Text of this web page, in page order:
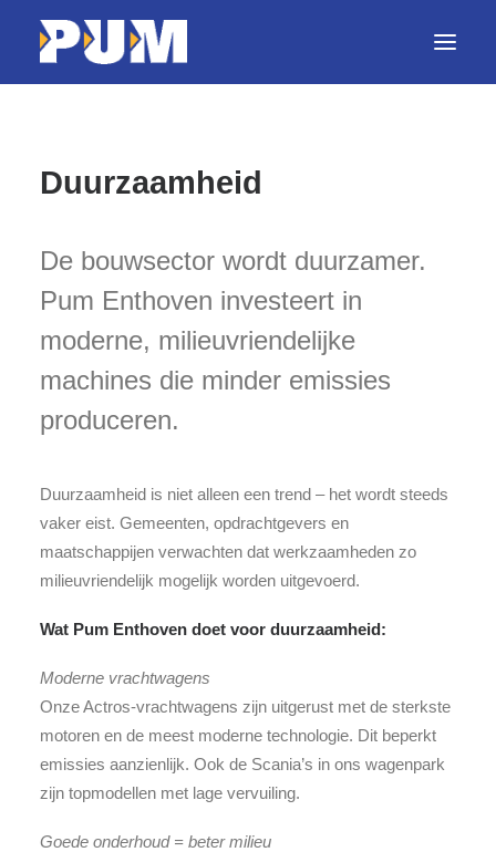
Home
Projecten
Machines
Nieuws
Werken bij PUM
Duurzaamheid
De bouwsector wordt duurzamer.
Pum Enthoven investeert in
moderne, milieuvriendelijke
machines die minder emissies
produceren.
Duurzaamheid is niet alleen een trend – het wordt steeds
vaker eist. Gemeenten, opdrachtgevers en
maatschappijen verwachten dat werkzaamheden zo
milieuvriendelijk mogelijk worden uitgevoerd.
Wat Pum Enthoven doet voor duurzaamheid:
Moderne vrachtwagens
Onze Actros-vrachtwagens zijn uitgerust met de sterkste
motoren en de meest moderne technologie. Dit beperkt
emissies aanzienlijk. Ook de Scania’s in ons wagenpark
zijn topmodellen met lage vervuiling.
Goede onderhoud = beter milieu